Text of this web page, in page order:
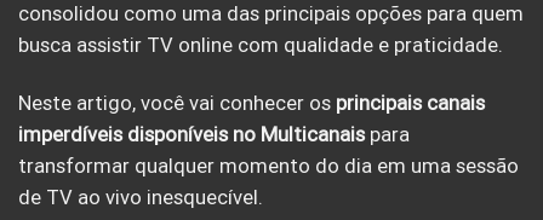
consolidou como uma das principais opções para quem
busca assistir TV online com qualidade e praticidade.
Neste artigo, você vai conhecer os principais canais
imperdíveis disponíveis no Multicanaispara
transformar qualquer momento do dia em uma sessão
de TV ao vivo inesquecível.